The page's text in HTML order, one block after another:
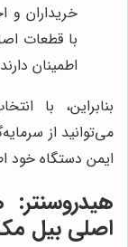
خریداران و
با قطعات
اطمینان
بنابراین، با
می‌توانید از
ایمن دستگاه خود
اصلی بیل